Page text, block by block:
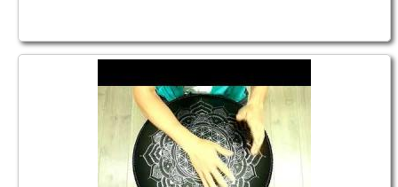
frequency of A=432Hz)